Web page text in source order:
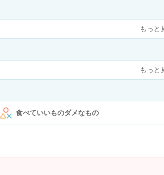
もっと
もっと
食べていいものダメなもの